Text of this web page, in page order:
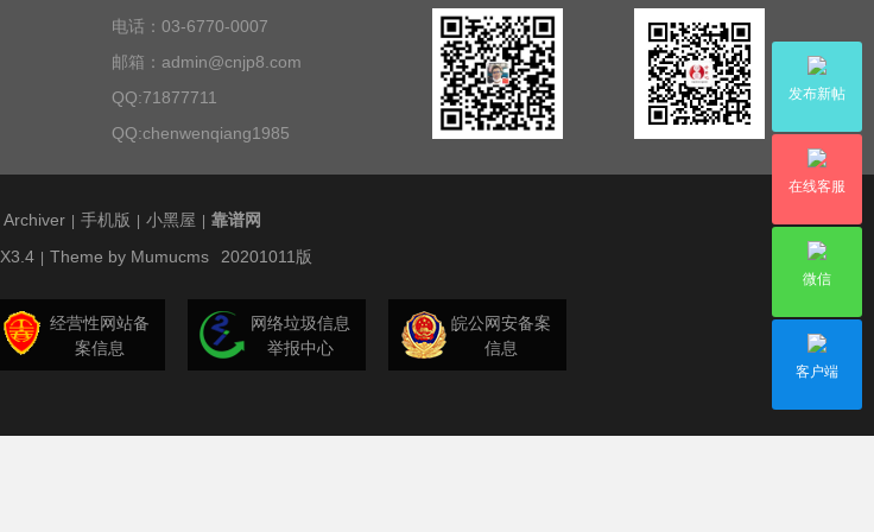
发布新帖
在线客服
微信
客户端
电话：03-6770-0007
邮箱：admin@cnjp8.com
QQ:71877711
QQ:chenwenqiang1985
Archiver 手机版 小黑屋
靠谱网
X3.4 Theme by Mumucms 20201011版
经营性网站备
案信息
网络垃圾信息
举报中心
皖公网安备案
信息